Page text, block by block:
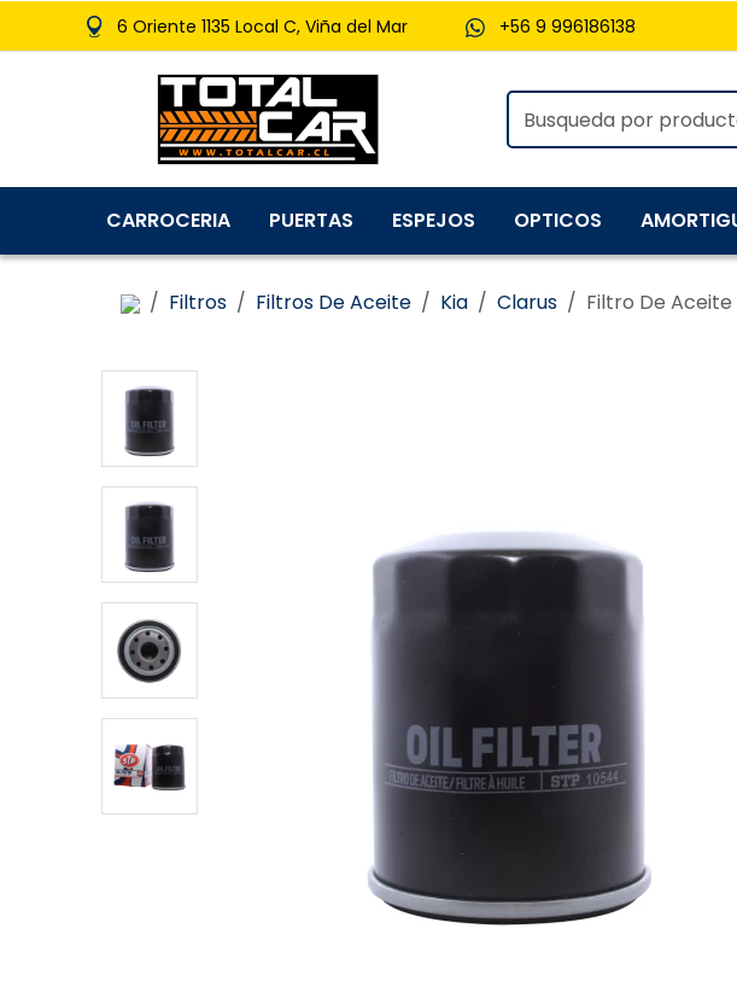
6 Oriente 1135 Local C, Viña del Mar +56 9 996186138
CARROCERIA PUERTAS ESPEJOS OPTICOS
Filtros Filtros De Aceite Kia Clarus Filtro De Aceite